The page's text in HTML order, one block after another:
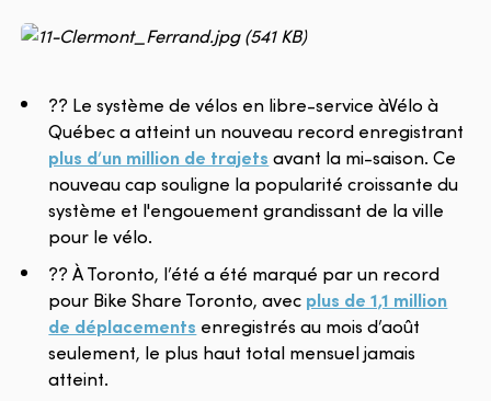
?? Le système de vélos en libre-service àVélo à
Québec a atteint un nouveau record enregistrant
plus d’un million de trajets avant la mi-saison. Ce
nouveau cap souligne la popularité croissante du
système et l'engouement grandissant de la ville
pour le vélo.
?? À Toronto, l’été a été marqué par un record
pour Bike Share Toronto, avec plus de 1,1 million
de déplacements enregistrés au mois d’août
seulement, le plus haut total mensuel jamais
atteint.